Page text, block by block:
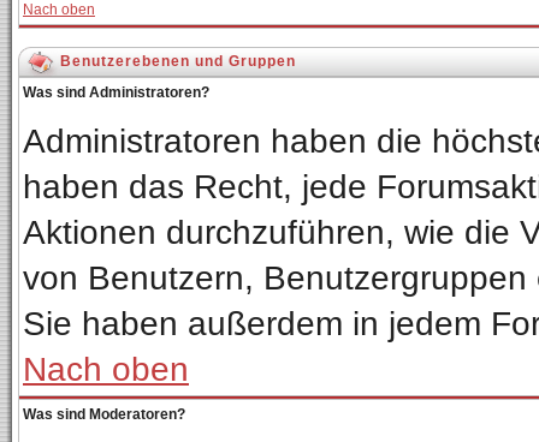
Nach oben
Benutzerebenen und Gruppen
Was sind Administratoren?
Administratoren haben die
haben das Recht, jede
Aktionen durchzuführen, wie die
von Benutzern,
Sie haben außerdem in jedem
Nach oben
Was sind Moderatoren?